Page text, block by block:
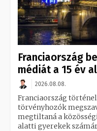
Franciaország
médiát a 15 év
2026.08.08.
Franciaország
törvényhozók
megtiltaná a
alatti gyerekek